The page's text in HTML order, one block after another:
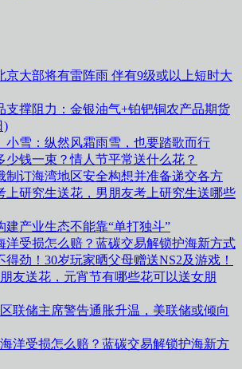
京大部将有雷阵雨 伴有9级或以上短时大
支撑阻力：金银油气+铂钯铜农产品期货
)
小雪：纵然风霜雨雪，也要踏歌而行
少钱一束？情人节平常送什么花？
制订海湾地区安全构想并准备递交各方
上研究生送花，男朋友考上研究生送哪些
建产业生态不能靠“单打独斗”
洋受损怎么赔？蓝碳交易解锁护海新方式
得劲！30岁玩家晒父母赠送NS2及游戏！
友送花，元宵节有哪些花可以送女朋
联储主席警告通胀升温，美联储或倾向
洋受损怎么赔？蓝碳交易解锁护海新方